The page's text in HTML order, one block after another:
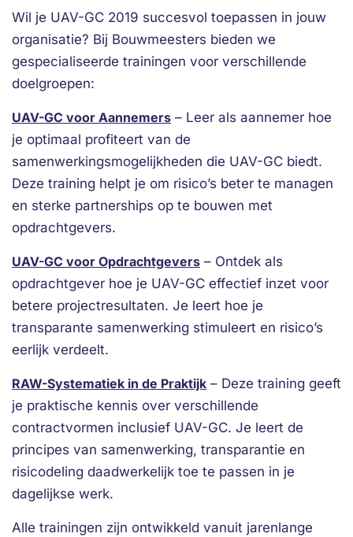
Wil je UAV-GC 2019 succesvol toepassen in jouw
organisatie? Bij Bouwmeesters bieden we
gespecialiseerde trainingen voor verschillende
doelgroepen:
UAV-GC voor Aannemers – Leer als aannemer hoe
je optimaal profiteert van de
samenwerkingsmogelijkheden die UAV-GC biedt.
Deze training helpt je om risico’s beter te managen
en sterke partnerships op te bouwen met
opdrachtgevers.
UAV-GC voor Opdrachtgevers – Ontdek als
opdrachtgever hoe je UAV-GC effectief inzet voor
betere projectresultaten. Je leert hoe je
transparante samenwerking stimuleert en risico’s
eerlijk verdeelt.
RAW-Systematiek in de Praktijk – Deze training geeft
je praktische kennis over verschillende
contractvormen inclusief UAV-GC. Je leert de
principes van samenwerking, transparantie en
risicodeling daadwerkelijk toe te passen in je
dagelijkse werk.
Alle trainingen zijn ontwikkeld vanuit jarenlange